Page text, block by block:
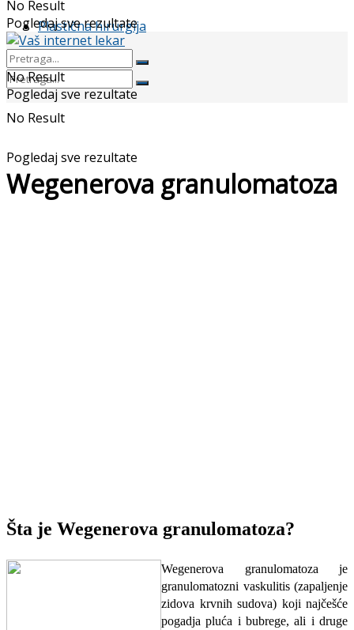
Plastična hirurgija
No Result
Pogledaj sve rezultate
No Result
Pogledaj sve rezultate
No Result
Pogledaj sve rezultate
Wegenerova granulomatoza
Šta je Wegenerova granulomatoza?
Wegenerova granulomatoza je
granulomatozni vaskulitis (zapaljenje
zidova krvnih sudova) koji najčešće
pogadja pluća i bubrege, ali i druge